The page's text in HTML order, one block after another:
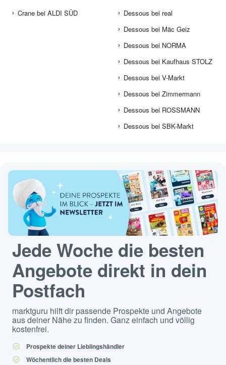
Crane bei ALDI SÜD
Dessous bei real
Dessous bei Mäc Geiz
Dessous bei NORMA
Dessous bei Kaufhaus STOLZ
Dessous bei V-Markt
Dessous bei Zimmermann
Dessous bei ROSSMANN
Dessous bei SBK-Markt
Jede Woche die besten
Angebote direkt in dein
Postfach
marktguru hilft dir passende Prospekte und Angebote
aus deiner Nähe zu finden. Ganz einfach und völlig
kostenfrei.
Prospekte deiner Lieblingshändler
Wöchentlich die besten Deals